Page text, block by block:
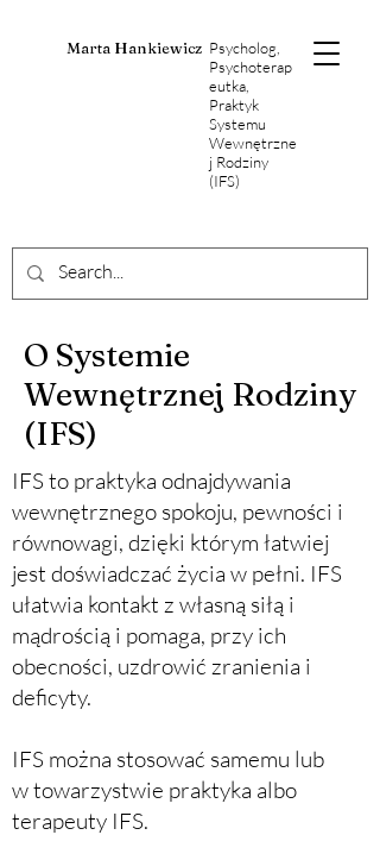
Marta Hankiewicz Psycholog,
Psychoterap
eutka,
Praktyk
Systemu
Wewnętrzne
j Rodziny
(IFS)
O Systemie
Wewnętrznej Rodziny
(IFS)
IFS to praktyka odnajdywania
wewnętrznego spokoju, pewności i
równowagi, dzięki którym łatwiej
jest doświadczać życia w pełni. IFS
ułatwia kontakt z własną siłą i
mądrością i pomaga, przy ich
obecności, uzdrowić zranienia i
deficyty.
IFS można stosować samemu lub
w towarzystwie praktyka albo
terapeuty IFS.